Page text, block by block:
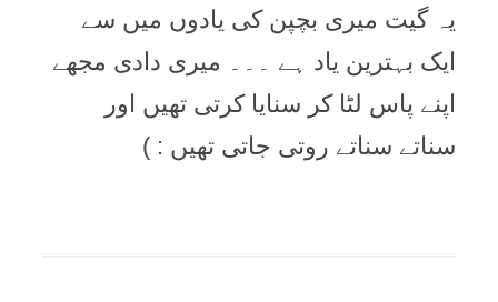
یہ گیت میری بچپن کی یادوں میں سے
ایک بہترین یاد ہے ۔۔۔ میری دادی مجھے
اپنے پاس لٹا کر سنایا کرتی تھیں اور
سناتے سناتے روتی جاتی تھیں : )